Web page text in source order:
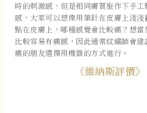
時的刺激感，但是相同膚質施作下手
感，大家可以想像用筆針在皮膚上淺
點在皮膚上，哪種感覺會比較痛？想
比較容易有痛感，因此通常紋繡師會
痛的朋友選擇用機器的方式進行。
《維納斯評價》